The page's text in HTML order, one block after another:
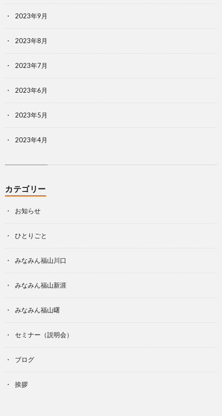
2023年9月
2023年8月
2023年7月
2023年6月
2023年5月
2023年4月
カテゴリー
お知らせ
ひとりごと
みなみん福山川口
みなみん福山新涯
みなみん福山曙
セミナー（説明会）
ブログ
挨拶